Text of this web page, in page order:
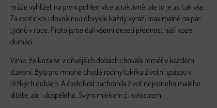
může vyhlížet na první pohled více atraktivně, ale to je asi tak vše.
Za exotickou dovolenou obvykle každý vyráží maximálně na pár
týdnů v roce. Proto jsme dali všemi deseti přednost naší koze
domácí.
Víme, že koza se v dřívějších dobách chovala téměř v každém
stavení. Byla pro mnohé chudé rodiny takřka životní spásou v
těžkých dobách. A častokrát zachránila život nejednoho malého
dítěte, ale i dospělého. Svým mlékem či kolostrem.